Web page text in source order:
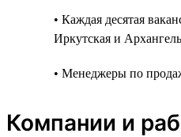
• Каждая десятая
Иркутская и
• Менеджеры по
Компании и